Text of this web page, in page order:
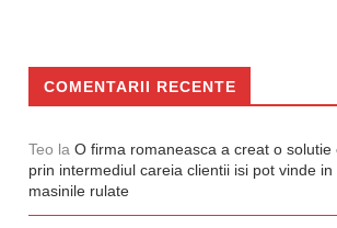
COMENTARII RECENTE
Teo la O firma romaneasca a creat o solutie
prin intermediul careia clientii isi pot vinde in
masinile rulate